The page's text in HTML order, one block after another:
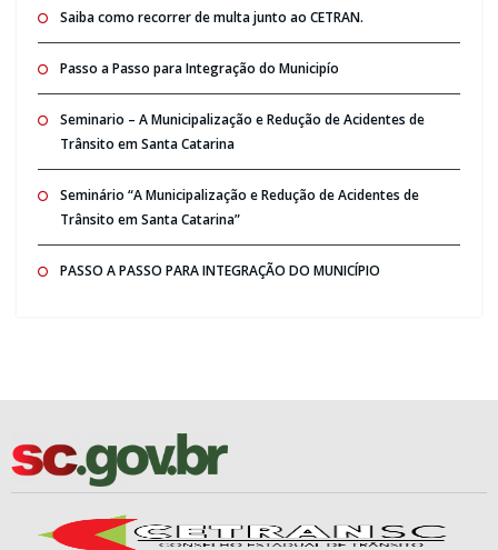
Saiba como recorrer de multa junto ao CETRAN.
Passo a Passo para Integração do Municipío
Seminario – A Municipalização e Redução de Acidentes de
Trânsito em Santa Catarina
Seminário “A Municipalização e Redução de Acidentes de
Trânsito em Santa Catarina”
PASSO A PASSO PARA INTEGRAÇÃO DO MUNICÍPIO